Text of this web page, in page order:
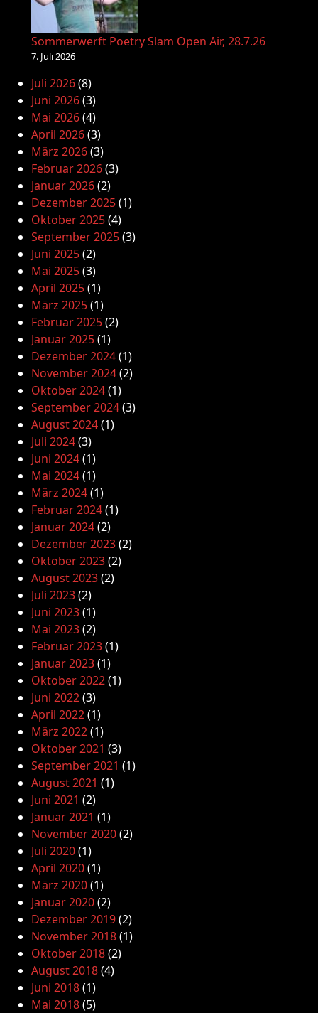
Sommerwerft Poetry Slam Open Air, 28.7.26
7. Juli 2026
Juli 2026(8)
Juni 2026(3)
Mai 2026(4)
April 2026(3)
März 2026(3)
Februar 2026(3)
Januar 2026(2)
Dezember 2025(1)
Oktober 2025(4)
September 2025(3)
Juni 2025(2)
Mai 2025(3)
April 2025(1)
März 2025(1)
Februar 2025(2)
Januar 2025(1)
Dezember 2024(1)
November 2024(2)
Oktober 2024(1)
September 2024(3)
August 2024(1)
Juli 2024(3)
Juni 2024(1)
Mai 2024(1)
März 2024(1)
Februar 2024(1)
Januar 2024(2)
Dezember 2023(2)
Oktober 2023(2)
August 2023(2)
Juli 2023(2)
Juni 2023(1)
Mai 2023(2)
Februar 2023(1)
Januar 2023(1)
Oktober 2022(1)
Juni 2022(3)
April 2022(1)
März 2022(1)
Oktober 2021 (3)
September 2021 (1)
August 2021 (1)
Juni 2021 (2)
Januar 2021 (1)
November 2020(2)
Juli 2020(1)
April 2020(1)
März 2020(1)
Januar 2020(2)
Dezember 2019(2)
November 2018(1)
Oktober 2018(2)
August 2018(4)
Juni 2018(1)
Mai 2018(5)